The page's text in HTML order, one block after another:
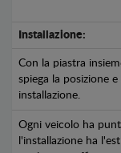
Installazione:
Con la piastra
spiega la posizione
installazione.
Ogni veicolo ha
l'installazione ha